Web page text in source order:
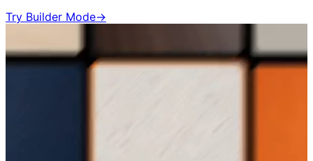
Try Builder Mode→